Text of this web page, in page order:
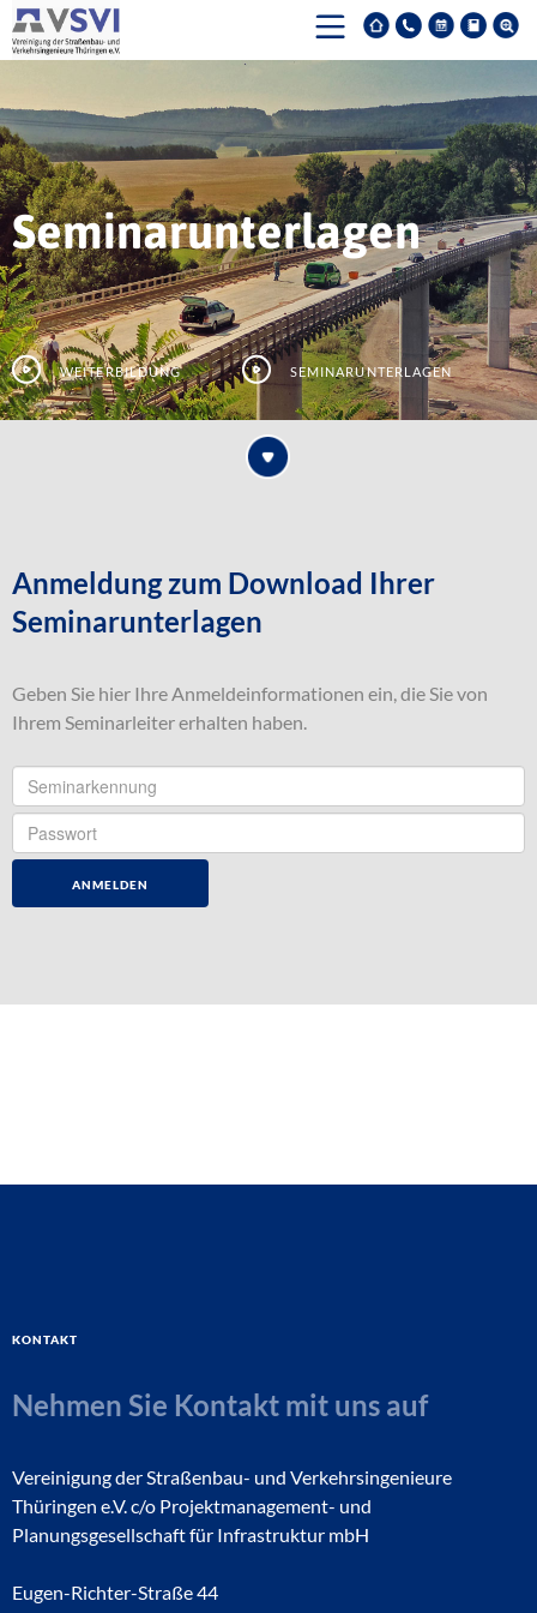
Seminarunterlagen
Weiterbildung Seminarunterlagen
Anmeldung zum Download Ihrer
Seminarunterlagen
Geben Sie hier Ihre Anmeldeinformationen ein, die Sie von
Ihrem Seminarleiter erhalten haben.
Kontakt
Nehmen Sie Kontakt mit uns auf
Vereinigung der Straßenbau- und Verkehrsingenieure
Thüringen e.V. c/o Projektmanagement- und
Planungsgesellschaft für Infrastruktur mbH
Eugen-Richter-Straße 44